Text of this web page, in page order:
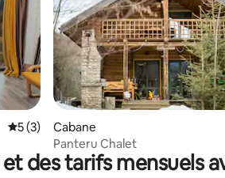
: 5 sur 5
Évaluation moyenne sur la base de 3
5 (3)
Cabane
Panteru Chalet
des tarifs mensuels